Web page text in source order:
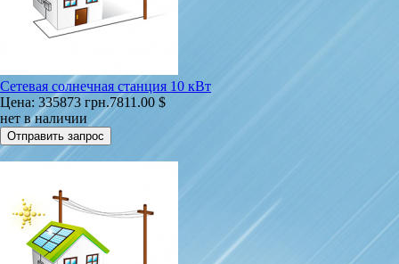
Сетевая солнечная станция 10 кВт
Цена: 335873 грн.7811.00 $
нет в наличии